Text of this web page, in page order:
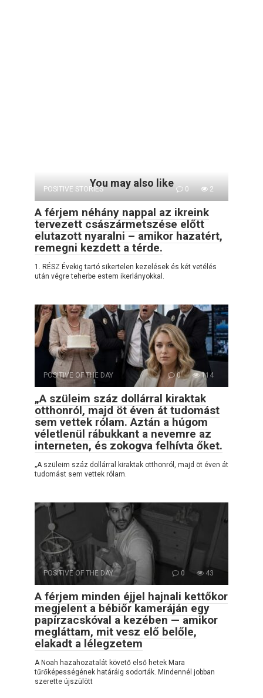
You may also like
POSITIVE STORIES 0 2
A férjem néhány nappal az ikreink
tervezett császármetszése előtt
elutazott nyaralni – amikor hazatért,
remegni kezdett a térde.
1. RÉSZ Évekig tartó sikertelen kezelések és két vetélés
után végre teherbe estem ikerlányokkal.
POSITIVE OF THE DAY 0 114
„A szüleim száz dollárral kiraktak
otthonról, majd öt éven át tudomást
sem vettek rólam. Aztán a húgom
véletlenül rábukkant a nevemre az
interneten, és zokogva felhívta őket.
„A szüleim száz dollárral kiraktak otthonról, majd öt éven át
tudomást sem vettek rólam.
POSITIVE OF THE DAY 0 43
A férjem minden éjjel hajnali kettőkor
megjelent a bébiőr kameráján egy
papírzacskóval a kezében — amikor
megláttam, mit vesz elő belőle,
elakadt a lélegzetem
A Noah hazahozatalát követő első hetek Mara
tűrőképességének határáig sodorták. Mindennél jobban
szerette újszülött